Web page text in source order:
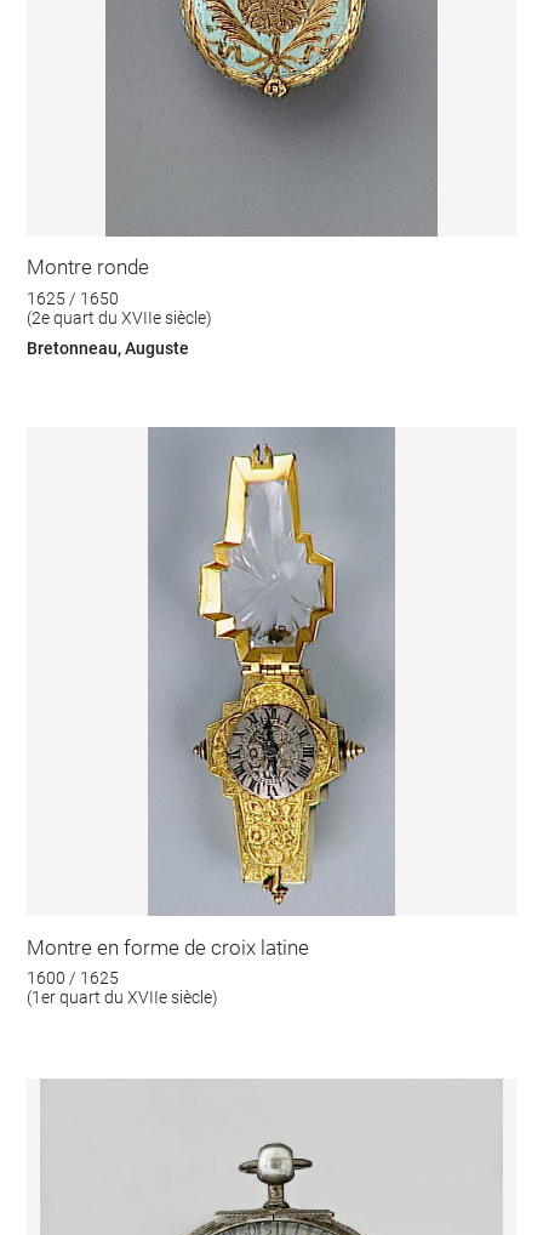
Montre ronde
1625 / 1650
(2e quart du XVIIe siècle)
Bretonneau, Auguste
Montre en forme de croix latine
1600 / 1625
(1er quart du XVIIe siècle)